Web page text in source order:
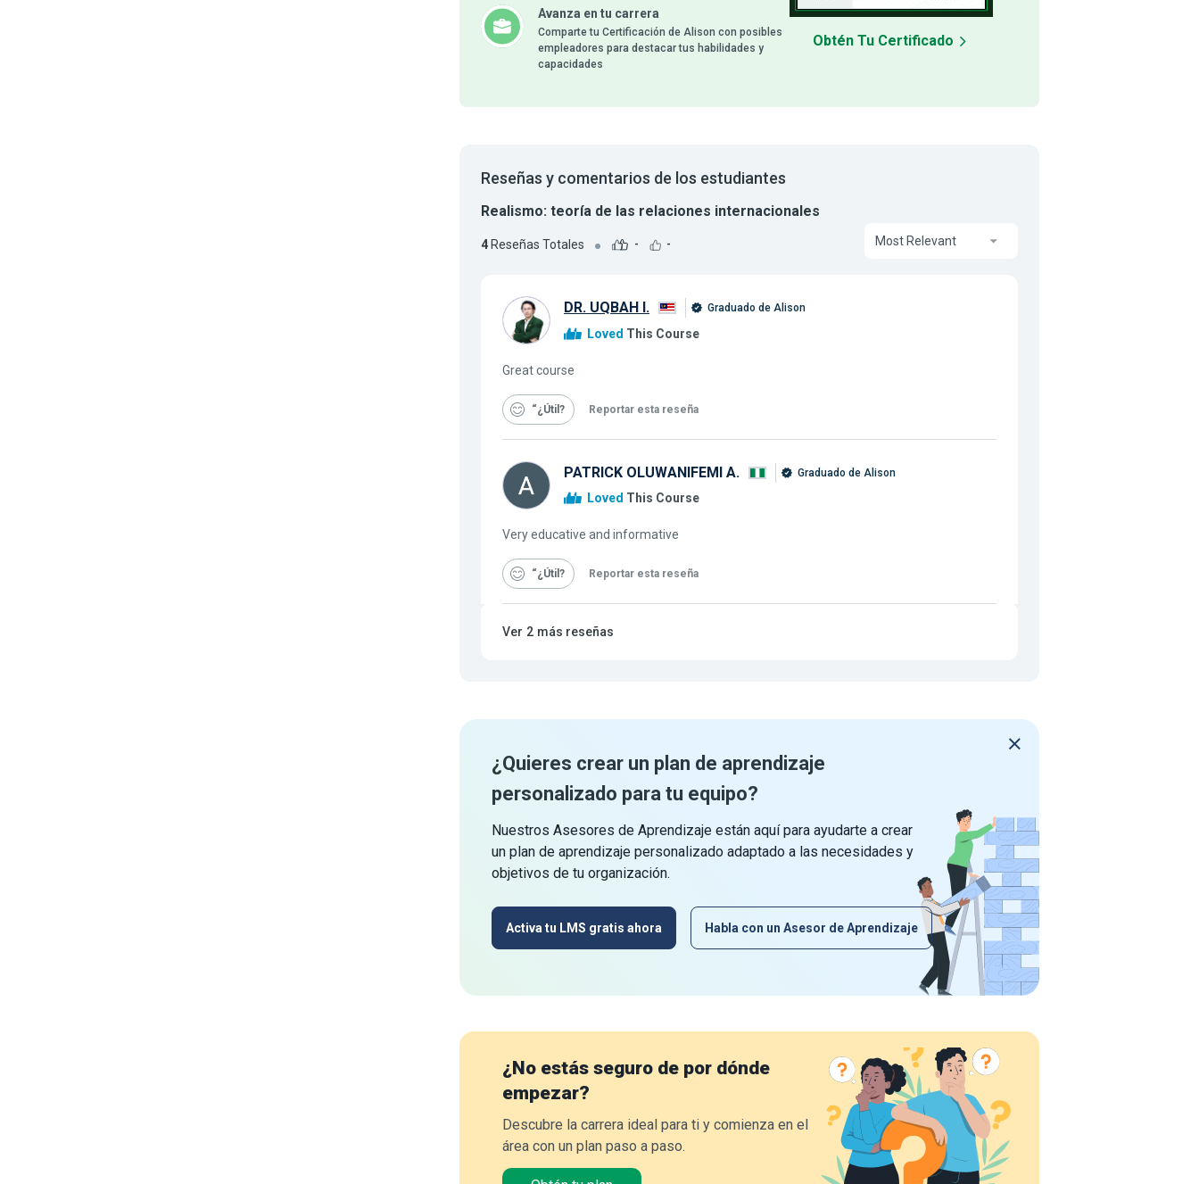
Avanza en tu carrera
Comparte tu Certificación de Alison con posibles
empleadores para destacar tus habilidades y
capacidades
Obtén Tu Certificado
Reseñas y comentarios de los estudiantes
Realismo: teoría de las relaciones internacionales
4Reseñas Totales - - Most Relevant
DR. UQBAH I. Graduado de Alison
Loved This Course
Great course
“¿Útil Reportar esta reseña
PATRICK OLUWANIFEMI A. Graduado de Alison
Loved This Course
Very educative and informative
“¿Útil Reportar esta reseña
Ver 2 más reseñas
¿Quieres crear un plan de aprendizaje
personalizado para tu equipo?
Nuestros Asesores de Aprendizaje están aquí para ayudarte a crear
un plan de aprendizaje personalizado adaptado a las necesidades y
objetivos de tu organización.
Activa tu LMS gratis ahora Habla con un Asesor de Aprendizaje
¿No estás seguro de por dónde
empezar?
Descubre la carrera ideal para ti y comienza en el
área con un plan paso a paso.